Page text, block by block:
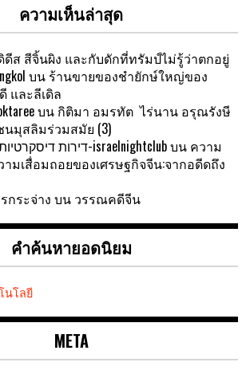
ความเห็นล่าสุด
ส สีจิ้นผิง และกับดักที่ทรัมป์ไม่รู้ว่าตกอยู่
บน ร้านขายของชำยักษ์ใหญ่ของ
และลีเดิล
บน กิติมา อมรทัต ไร่นาน อรุณรังษี
มุสลิมร่วมสมัย (3)
דירות דיסקרטיות בבאר שבע-israelnightclubบน ความ
มเสื่อมถอยของเศรษฐกิจจีน:จากอดีดถึง
กระจ่าง บน วรรณคดีจีน
คำค้นหายอดนิยม
นโลยี
META